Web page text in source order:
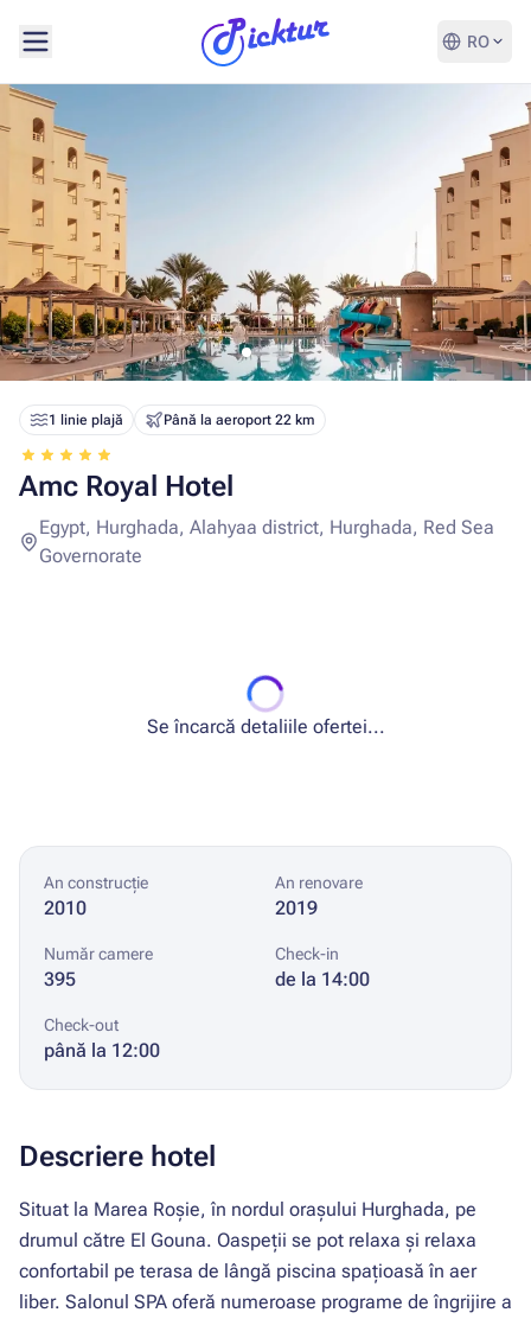
RO
1 linie plajă Până la aeroport 22 km
Amc Royal Hotel
Egypt, Hurghada, Alahyaa district, Hurghada, Red Sea
Governorate
Se încarcă detaliile ofertei...
An construcție
2010
An renovare
2019
Număr camere
395
Check-in
de la 14:00
Check-out
până la 12:00
Descriere hotel
Situat la Marea Roșie, în nordul orașului Hurghada, pe
drumul către El Gouna. Oaspeții se pot relaxa și relaxa
confortabil pe terasa de lângă piscina spațioasă în aer
liber. Salonul SPA oferă numeroase programe de îngrijire a